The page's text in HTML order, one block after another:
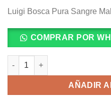
Luigi Bosca Pura Sangre
COMPRAR POR
Luigi Bosca Pura Sangre
AÑADIR